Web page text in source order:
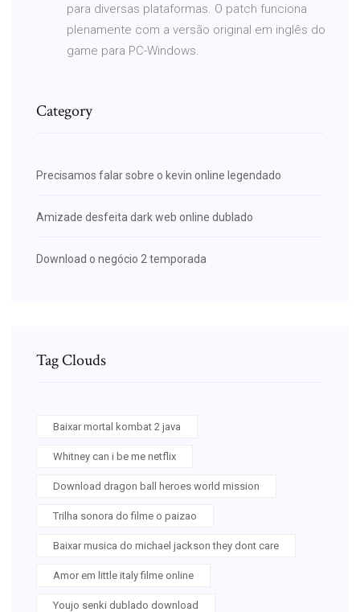
para diversas plataformas. O patch funciona
plenamente com a versão original em inglês do
game para PC-Windows.
Category
Precisamos falar sobre o kevin online legendado
Amizade desfeita dark web online dublado
Download o negócio 2 temporada
Tag Clouds
Baixar mortal kombat 2 java
Whitney can i be me netflix
Download dragon ball heroes world mission
Trilha sonora do filme o paizao
Baixar musica do michael jackson they dont care
Amor em little italy filme online
Youjo senki dublado download